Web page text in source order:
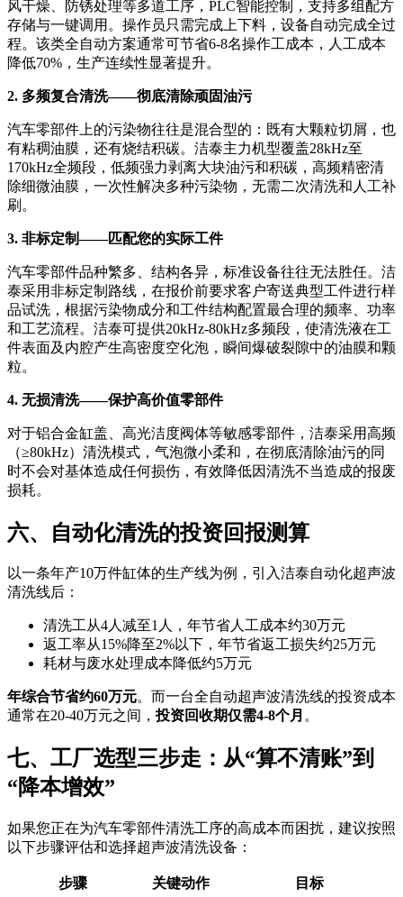
风干燥、防锈处理等多道工序，PLC智能控制，支持多组配方
存储与一键调用。操作员只需完成上下料，设备自动完成全过
程。该类全自动方案通常可节省6-8名操作工成本，人工成本
降低70%，生产连续性显著提升。
2. 多频复合清洗——彻底清除顽固油污
汽车零部件上的污染物往往是混合型的：既有大颗粒切屑，也
有粘稠油膜，还有烧结积碳。洁泰主力机型覆盖28kHz至
170kHz全频段，低频强力剥离大块油污和积碳，高频精密清
除细微油膜，一次性解决多种污染物，无需二次清洗和人工补
刷。
3. 非标定制——匹配您的实际工件
汽车零部件品种繁多、结构各异，标准设备往往无法胜任。洁
泰采用非标定制路线，在报价前要求客户寄送典型工件进行样
品试洗，根据污染物成分和工件结构配置最合理的频率、功率
和工艺流程。洁泰可提供20kHz-80kHz多频段，使清洗液在工
件表面及内腔产生高密度空化泡，瞬间爆破裂隙中的油膜和颗
粒。
4. 无损清洗——保护高价值零部件
对于铝合金缸盖、高光洁度阀体等敏感零部件，洁泰采用高频
（≥80kHz）清洗模式，气泡微小柔和，在彻底清除油污的同
时不会对基体造成任何损伤，有效降低因清洗不当造成的报废
损耗。
六、自动化清洗的投资回报测算
以一条年产10万件缸体的生产线为例，引入洁泰自动化超声波
清洗线后：
清洗工从4人减至1人，年节省人工成本约30万元
返工率从15%降至2%以下，年节省返工损失约25万元
耗材与废水处理成本降低约5万元
年综合节省约60万元。而一台全自动超声波清洗线的投资成本
通常在20-40万元之间，投资回收期仅需4-8个月 。
七、工厂选型三步走：从“算不清账”到
“降本增效”
如果您正在为汽车零部件清洗工序的高成本而困扰，建议按照
以下步骤评估和选择超声波清洗设备：
步骤 关键动作
目标